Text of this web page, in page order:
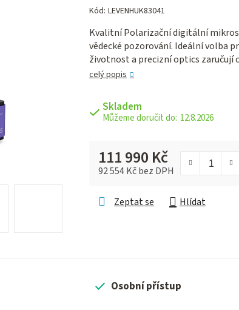
hodnocení
je
0,0
z 5
hvězdiček.
Kód: LEVENHUK83041
Kvalitní Polarizační digitální
vědecké pozorování. Ideální volba
životnost a precizní optics zaručují
celý popis
Skladem
12.8.2026
111 990 Kč
92 554 Kč bez DPH
Zeptat se Hlídat
Osobní přístup